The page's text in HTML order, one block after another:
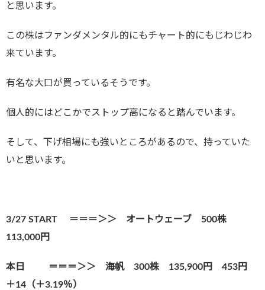
と思います。
この株はファンダメンタル的にもチャート的にもじわじわ
来ています。
有名な大口が買っているそうです。
個人的にはどこかでストップ高になると踏んでいます。
そして、下げ相場にも強いところがあるので、持っていた
いと思います。
3/27 START ＝＝＝＞＞ オートウェーブ 500株
113,000円
本日 ＝＝＝＞＞ 海帆 300株 135,900円 453円
＋14（＋3.19％）